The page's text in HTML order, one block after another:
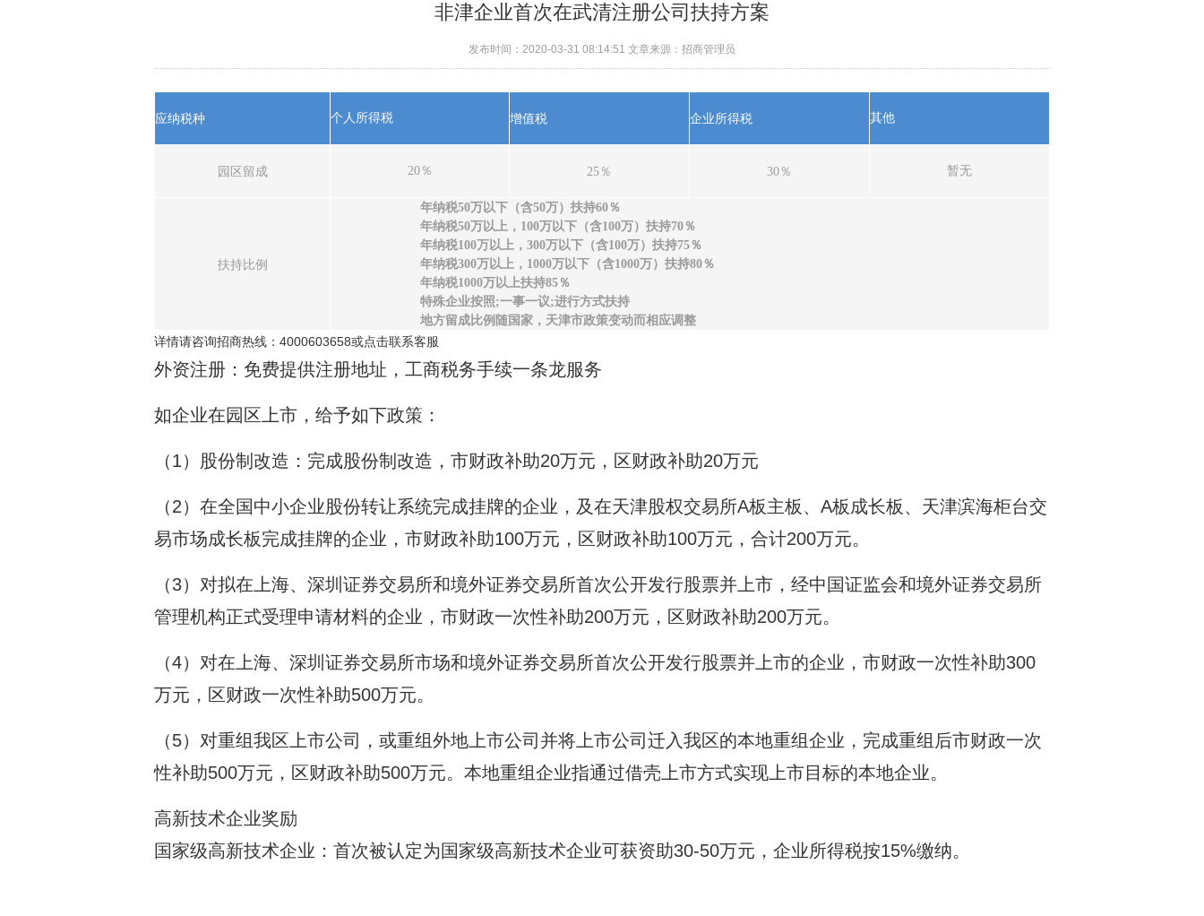
非津企业首次在武清注册公司扶持方案
发布时间： 2020-03-31 08:14:51 文章来源：招商管理员
应纳税种 个人所得税 增值税 企业所得税 其他
园区留成 20％ 25％ 30％ 暂无
扶持比例
年纳税50万以下（含50万）扶持60％
年纳税50万以上，100万以下（含100万）扶持70％
年纳税100万以上，300万以下（含100万）扶持75％
年纳税300万以上，1000万以下（含1000万）扶持80％
年纳税1000万以上扶持85％
特殊企业按照;一事一议;进行方式扶持
地方留成比例随国家，天津市政策变动而相应调整
详情请咨询招商热线：4000603658或点击联系客服
外资注册：免费提供注册地址，工商税务手续一条龙服务
如企业在园区上市，给予如下政策：
（1）股份制改造：完成股份制改造，市财政补助20万元，区财政补助20万元
（2）在全国中小企业股份转让系统完成挂牌的企业，及在天津股权交易所A板主板、A板成长板、天津滨海柜台交
易市场成长板完成挂牌的企业，市财政补助100万元，区财政补助100万元，合计200万元。
（3）对拟在上海、深圳证券交易所和境外证券交易所首次公开发行股票并上市，经中国证监会和境外证券交易所
管理机构正式受理申请材料的企业，市财政一次性补助200万元，区财政补助200万元。
（4）对在上海、深圳证券交易所市场和境外证券交易所首次公开发行股票并上市的企业，市财政一次性补助300
万元，区财政一次性补助500万元。
（5）对重组我区上市公司，或重组外地上市公司并将上市公司迁入我区的本地重组企业，完成重组后市财政一次
性补助500万元，区财政补助500万元。本地重组企业指通过借壳上市方式实现上市目标的本地企业。
高新技术企业奖励
国家级高新技术企业：首次被认定为国家级高新技术企业可获资助30-50万元，企业所得税按15%缴纳。